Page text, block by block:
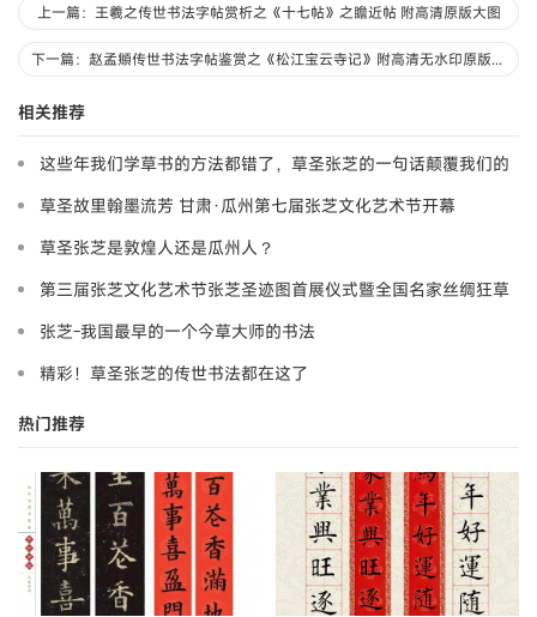
上一篇：王羲之传世书法字帖赏析之《十七帖》之瞻近帖 附高清原版大图
下一篇：赵孟頫传世书法字帖鉴赏之《松江宝云寺记》附高清无水印原版大图
相关推荐
这些年我们学草书的方法都错了，草圣张芝的一句话颠覆我们的
认知
草圣故里翰墨流芳 甘肃·瓜州第七届张芝文化艺术节开幕
草圣张芝是敦煌人还是瓜州人？
第三届张芝文化艺术节张芝圣迹图首展仪式暨全国名家丝绸狂草
书法展在瓜州举行
张芝-我国最早的一个今草大师的书法
精彩！草圣张芝的传世书法都在这了
热门推荐